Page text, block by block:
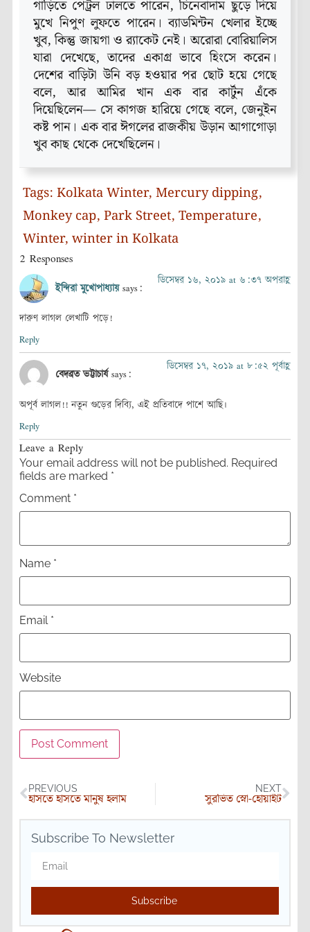
গাড়িতে পেট্রল ঢালতে পারেন, চিনেবাদাম ছুড়ে দিয়ে
মুখে নিপুণ লুফতে পারেন। ব্যাডমিন্টন খেলার ইচ্ছে
খুব, কিন্তু জায়গা ও র‌্যাকেট নেই। অরোরা বোরিয়ালিস
যারা দেখেছে, তাদের একাগ্র ভাবে হিংসে করেন।
দেশের বাড়িটা উনি বড় হওয়ার পর ছোট হয়ে গেছে
বলে, আর আমির খান এক বার কার্টুন এঁকে
দিয়েছিলেন— সে কাগজ হারিয়ে গেছে বলে, জেনুইন
কষ্ট পান। এক বার ঈগলের রাজকীয় উড়ান আগাগোড়া
খুব কাছ থেকে দেখেছিলেন।
Tags: Kolkata Winter, Mercury dipping,
Monkey cap, Park Street, Temperature,
Winter, winter in Kolkata
2 Responses
ইন্দিরা মুখোপাধ্যায় says:
ডিসেম্বর ১৬, ২০১৯ at ৬:৩৭ অপরাহ্ণ
দারুণ লাগল লেখাটি পড়ে!
Reply
বেদব্রত ভট্টাচার্য says:
ডিসেম্বর ১৭, ২০১৯ at ৮:৫২ পূর্বাহ্ণ
অপূর্ব লাগল!! নতুন গুড়ের দিব্যি, এই প্রতিবাদে পাশে আছি।
Reply
Leave a Reply
Your email address will not be published. Required
fields are marked *
Comment *
Name *
Email *
Website
PREVIOUS
হাসতে হাসতে মানুষ হলাম
NEXT
সুরভিত স্নো-হোয়াইট
Subscribe To Newsletter
Subscribe